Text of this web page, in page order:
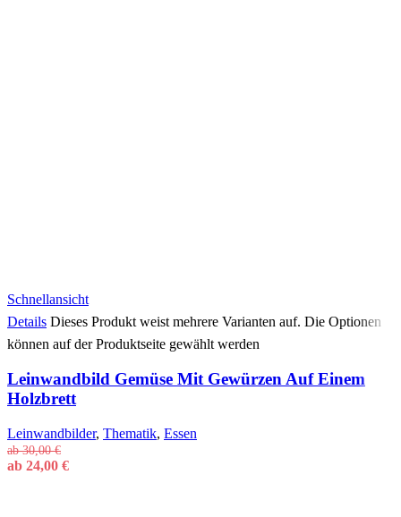
Schnellansicht
Details Dieses Produkt weist mehrere Varianten auf. Die Optionen
können auf der Produktseite gewählt werden
Leinwandbild Gemüse Mit Gewürzen Auf Einem
Holzbrett
Leinwandbilder, Thematik, Essen
ab30,00€
ab 24,00 €